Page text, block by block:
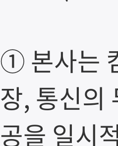
① 본사는
장, 통신의
공을 일시